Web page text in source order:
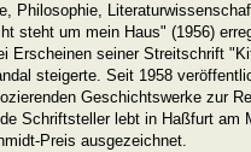
Philosophie,
steht um mein Haus" (1956)
Erscheinen seiner Streitschrift
steigerte. Seit 1958
Geschichtswerke zur
Schriftsteller lebt in Haßfurt am
Preis ausgezeichnet.